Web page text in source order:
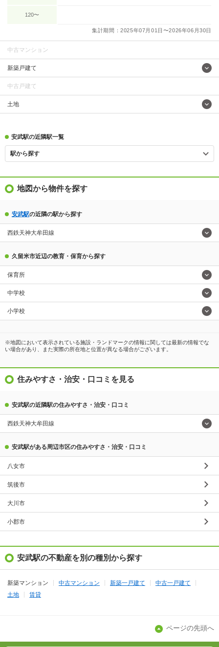
120〜
集計期間：2025年07月01日〜2026年06月30日
中古マンション
新築戸建て
中古戸建て
土地
安武駅の近隣駅一覧
駅から探す
地図から物件を探す
安武駅の近隣の駅から探す
西鉄天神大牟田線
久留米市近辺の教育・保育から探す
保育所
中学校
小学校
※地図において表示されている施設・ランドマークの情報に関しては最新の情報でな
い場合があり、また実際の所在地と位置が異なる場合がございます。
住みやすさ・治安・口コミを見る
安武駅の近隣駅の住みやすさ・治安・口コミ
西鉄天神大牟田線
安武駅がある周辺市区の住みやすさ・治安・口コミ
八女市
筑後市
大川市
小郡市
安武駅の不動産を別の種別から探す
新築マンション 中古マンション 新築一戸建て
中古一戸建て
土地
賃貸
ページの先頭へ